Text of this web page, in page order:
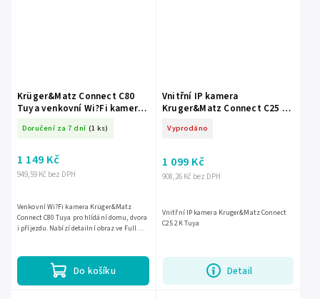
Krüger&Matz Connect C80
Tuya venkovní Wi?Fi kamera
Doručení za 7 dní (1 ks)
949,59 Kč bez DPH
1 149 Kč
Do košíku
Venkovní Wi?Fi kamera Krüger&Matz
Connect C80 Tuya pro hlídání domu, dvora
i příjezdu. Nabízí detailní obraz ve Full HD
Vnitřní IP kamera
Kruger&Matz Connect C25 2K
Vyprodáno
908,26 Kč bez DPH
1 099 Kč
Detail
Vnitřní IP kamera Kruger&Matz Connect
C25 2K Tuya